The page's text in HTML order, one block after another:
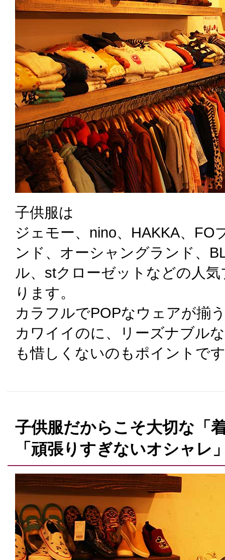
子供服は
ジェモー、nino、HAKKA、FO
ンド、オーシャングランド、
ル、stクローゼットなどの人
ります。
カラフルでPOPなウェアが揃
カワイイのに、リーズナブル
も惜しくないのもポイントで
子供服だからこそ大切な「
「頑張りすぎないオシャレ